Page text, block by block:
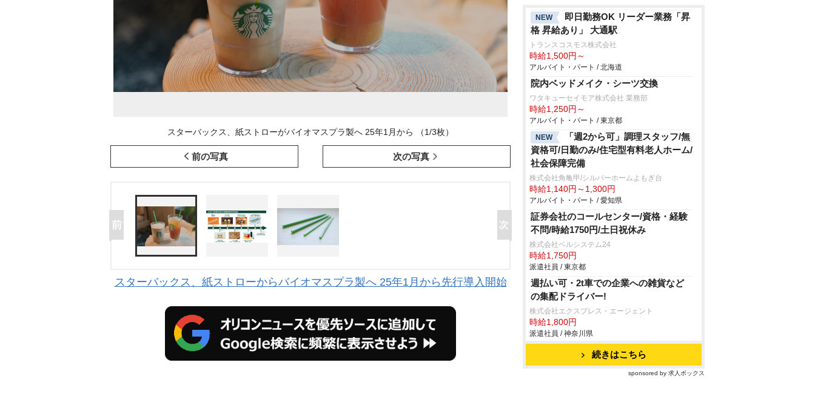
スターバックス、紙ストローがバイオマスプラ製へ 25年1月から （1/3枚）
前の写真 次の写真
スターバックス、紙ストローからバイオマスプラ製へ 25年1月から先行導入開始
NEW
即日勤務OK リーダー業務「昇
格 昇給あり」 大通駅
トランスコスモス株式会社
時給1,500円～
アルバイト・パート / 北海道
院内ベッドメイク・シーツ交換
ワタキューセイモア株式会社 業務部
時給1,250円～
アルバイト・パート / 東京都
NEW
「週2から可」調理スタッフ/無
資格可/日勤のみ/住宅型有料老人ホーム/
社会保障完備
株式会社角亀甲/シルバーホームよもぎ台
時給1,140円～1,300円
アルバイト・パート / 愛知県
証券会社のコールセンター/資格・経験
不問/時給1750円/土日祝休み
株式会社ベルシステム24
時給1,750円
派遣社員 / 東京都
週払い可・2t車での企業への雑貨など
の集配ドライバー!
株式会社エクスプレス・エージェント
時給1,800円
派遣社員 / 神奈川県
続きはこちら
sponsored by 求人ボックス